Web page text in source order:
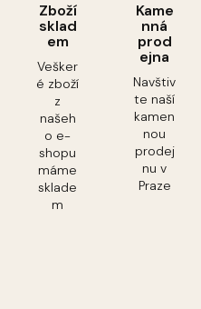
Zboží
sklad
em
Vešker
é zboží
z
našeh
o e-
shopu
máme
sklade
m
Kame
nná
prod
ejna
Navštiv
te naší
kamen
nou
prodej
nu v
Praze